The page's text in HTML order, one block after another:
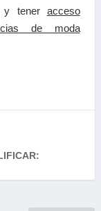
y tener acceso
de moda